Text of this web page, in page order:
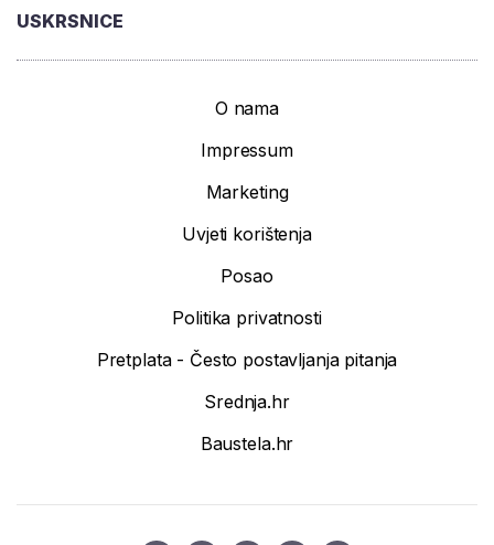
USKRSNICE
O nama
Impressum
Marketing
Uvjeti korištenja
Posao
Politika privatnosti
Pretplata - Često postavljanja pitanja
Srednja.hr
Baustela.hr